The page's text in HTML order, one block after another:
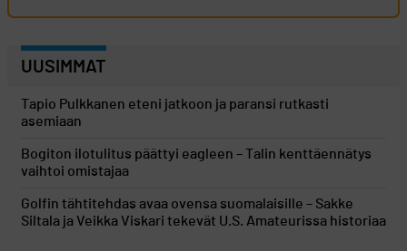
UUSIMMAT
Tapio Pulkkanen eteni jatkoon ja paransi rutkasti
asemiaan
Bogiton ilotulitus päättyi eagleen – Talin kenttäennätys
vaihtoi omistajaa
Golfin tähtitehdas avaa ovensa suomalaisille – Sakke
Siltala ja Veikka Viskari tekevät U.S. Amateurissa historiaa